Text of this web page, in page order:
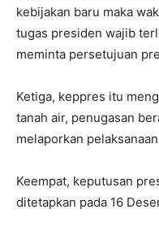
kebijakan baru maka
tugas presiden wajib
meminta persetujuan
Ketiga, keppres itu
tanah air, penugasan
melaporkan
Keempat, keputusan
ditetapkan pada 16